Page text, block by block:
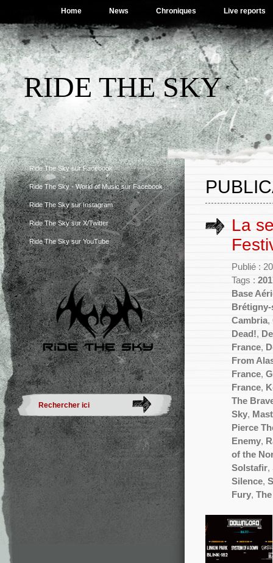
Home News Chroniques Live reports
RIDE THE SKY
Ride The Sky sur Facebook
Ride The Sky - World of Music sur Facebook
Ride The Sky sur Instagram
Ride The Sky sur X/Twitter
Ride The Sky sur YouTube
La
Publié :
Tags :
Base
Cambria,
Dead!,
France,
From
France,
France,
The
Sky,
Pierce
Enemy,
of the
Solstafir,
Silence,
Fury,